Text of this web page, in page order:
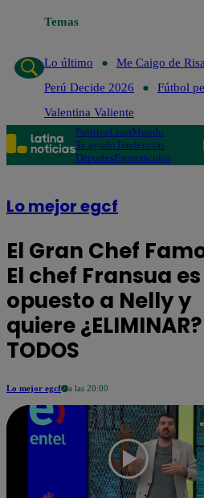
Temas
Lo último
Me Caigo de Risa
Perú Decide 2026
Fútbol
Valentina Valiente
PolíticaLimaMundo
Te ayudoTendencias
DeportesEspectáculos
Lo mejor egcf
El Gran Chef
El chef Fransua
opuesto a Nelly y
quiere
TODOS
Lo mejor egcf a las 20:00